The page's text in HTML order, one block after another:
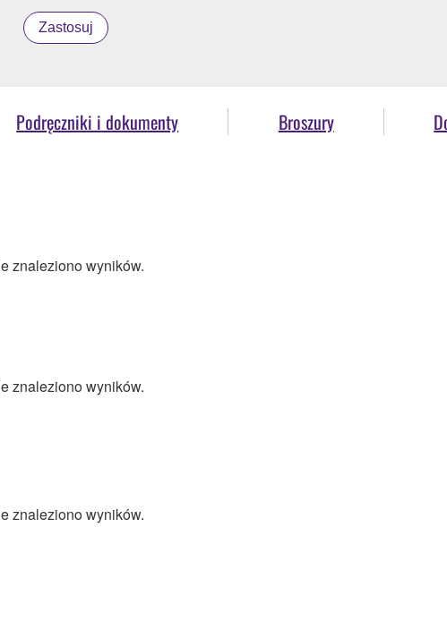
Zastosuj
Podręczniki i dokumenty Broszury
znaleziono wyników.
znaleziono wyników.
znaleziono wyników.